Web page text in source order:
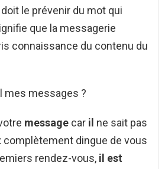
le prévenir du mot qui
que la messagerie
connaissance du contenu du
mes messages ?
message car il ne sait pas
complètement dingue de vous
rendez-vous, il est